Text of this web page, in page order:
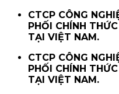
ChuyểnCTCP CÔNG
PHỐI CHÍNH
TẠI VIỆT NAM.
CTCP CÔNG
PHỐI CHÍNH
TẠI VIỆT NAM.